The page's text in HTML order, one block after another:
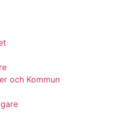
och Kommun